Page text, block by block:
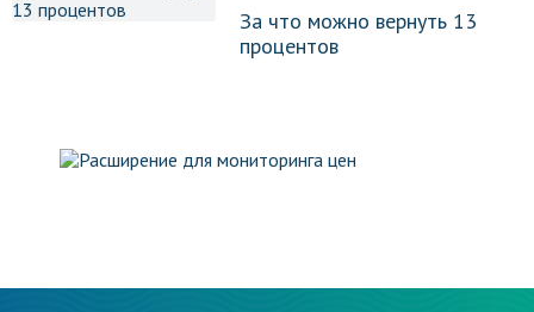
За что можно вернуть 13
процентов